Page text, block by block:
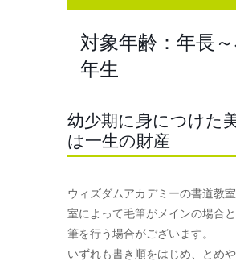
対象年齢：年長
年生
幼少期に身につけた
は一生の財産
ウィズダムアカデミーの書道教
室によって毛筆がメインの場合
筆を行う場合がございます。
いずれも書き順をはじめ、とめ